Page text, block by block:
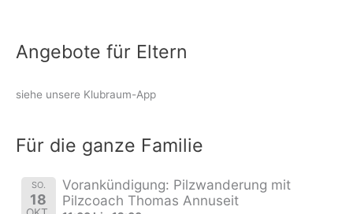
Angebote für Eltern
siehe unsere Klubraum-App
Für die ganze Familie
SO.
18
Vorankündigung: Pilzwanderung mit
Pilzcoach Thomas Annuseit